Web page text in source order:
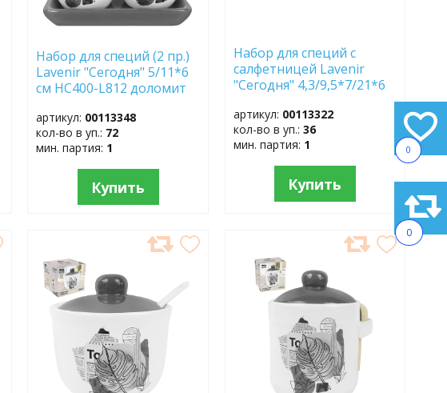
0
0
Набор для специй (2 пр.)
Lavenir "Сегодня" 5/11*6
см HC400-L812 доломит
артикул: 00113348
кол-во в уп.: 72
мин. партия: 1
Купить
Набор для специй с
салфетницей Lavenir
"Сегодня" 4,3/9,5*7/21*6
артикул: 00113322
кол-во в уп.: 36
мин. партия: 1
Купить
В
ИЗБРАННОЕ
В
ИЗБРАННОЕ